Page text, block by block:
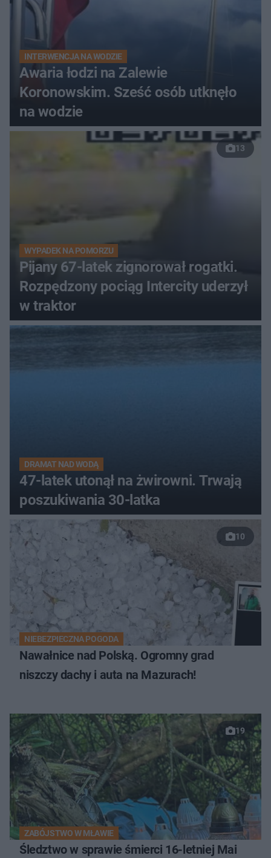
INTERWENCJA NA WODZIE
Awaria łodzi na Zalewie
Koronowskim. Sześć osób utknęło
na wodzie
13
WYPADEK NA POMORZU
Pijany 67-latek zignorował rogatki.
Rozpędzony pociąg Intercity uderzył
w traktor
DRAMAT NAD WODĄ
47-latek utonął na żwirowni. Trwają
poszukiwania 30-latka
10
NIEBEZPIECZNA POGODA
Nawałnice nad Polską. Ogromny grad
niszczy dachy i auta na Mazurach!
19
ZABÓJSTWO W MŁAWIE
Śledztwo w sprawie śmierci 16-letniej Mai